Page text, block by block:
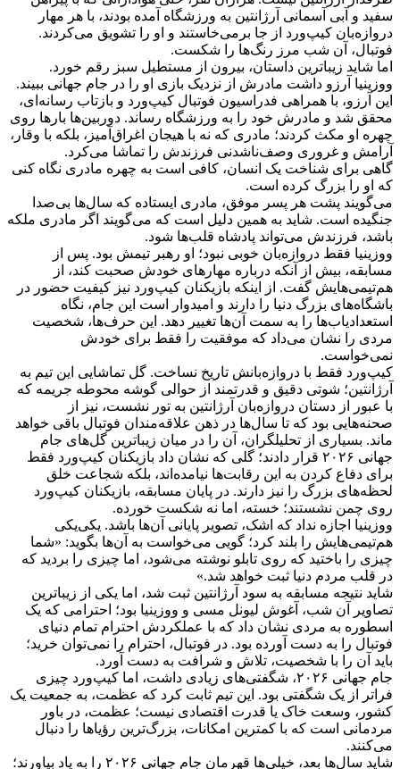
سفید و آبی آسمانی آرژانتین به ورزشگاه آمده بودند، با هر مهار
دروازه‌بان کیپ‌ورد از جا برمی‌خاستند و او را تشویق می‌کردند.
فوتبال، آن شب مرز رنگ‌ها را شکست.
اما شاید زیباترین داستان، بیرون از مستطیل سبز رقم خورد.
ووزینیا آرزو داشت مادرش از نزدیک بازی او را در جام جهانی ببیند.
این آرزو، با همراهی فدراسیون فوتبال کیپ‌ورد و بازتاب رسانه‌ای،
محقق شد و مادرش خود را به ورزشگاه رساند. دوربین‌ها بارها روی
چهره او مکث کردند؛ مادری که نه با هیجان اغراق‌آمیز، بلکه با وقار،
آرامش و غروری وصف‌ناشدنی فرزندش را تماشا می‌کرد.
گاهی برای شناخت یک انسان، کافی است به چهره مادری نگاه کنی
که او را بزرگ کرده است.
می‌گویند پشت هر پسر موفق، مادری ایستاده که سال‌ها بی‌صدا
جنگیده است. شاید به همین دلیل است که می‌گویند اگر مادری ملکه
باشد، فرزندش می‌تواند پادشاه قلب‌ها شود.
ووزینیا فقط دروازه‌بان خوبی نبود؛ او رهبر تیمش بود. پس از
مسابقه، بیش از آنکه درباره مهارهای خودش صحبت کند، از
هم‌تیمی‌هایش گفت. از اینکه بازیکنان کیپ‌ورد نیز کیفیت حضور در
باشگاه‌های بزرگ دنیا را دارند و امیدوار است این جام، نگاه
استعدادیاب‌ها را به سمت آن‌ها تغییر دهد. این حرف‌ها، شخصیت
مردی را نشان می‌داد که موفقیت را فقط برای خودش
نمی‌خواست.
کیپ‌ورد فقط با دروازه‌بانش تاریخ نساخت. گل تماشایی این تیم به
آرژانتین؛ شوتی دقیق و قدرتمند از حوالی گوشه محوطه جریمه که
با عبور از دستان دروازه‌بان آرژانتین به تور نشست، نیز از
صحنه‌هایی بود که تا سال‌ها در ذهن علاقه‌مندان فوتبال باقی خواهد
ماند. بسیاری از تحلیلگران، آن را در میان زیباترین گل‌های جام
جهانی ۲۰۲۶ قرار دادند؛ گلی که نشان داد بازیکنان کیپ‌ورد فقط
برای دفاع کردن به این رقابت‌ها نیامده‌اند، بلکه شجاعت خلق
لحظه‌های بزرگ را نیز دارند. در پایان مسابقه، بازیکنان کیپ‌ورد
روی چمن نشستند؛ خسته، اما نه شکست‌ خورده.
ووزینیا اجازه نداد که اشک، تصویر پایانی آن‌ها باشد. یکی‌یکی
هم‌تیمی‌هایش را بلند کرد؛ گویی می‌خواست به آن‌ها بگوید: «شما
چیزی را باختید که روی تابلو نوشته می‌شود، اما چیزی را بردید که
در قلب مردم دنیا ثبت خواهد شد.»
شاید نتیجه مسابقه به سود آرژانتین ثبت شد، اما یکی از زیباترین
تصاویر آن شب، آغوش لیونل مسی و ووزینیا بود؛ احترامی که یک
اسطوره به مردی نشان داد که با عملکردش احترام تمام دنیای
فوتبال را به دست آورده بود. در فوتبال، احترام را نمی‌توان خرید؛
باید آن را با شخصیت، تلاش و شرافت به دست آورد.
جام جهانی ۲۰۲۶، شگفتی‌های زیادی داشت، اما کیپ‌ورد چیزی
فراتر از یک شگفتی بود. این تیم ثابت کرد که عظمت، به جمعیت یک
کشور، وسعت خاک یا قدرت اقتصادی نیست؛ عظمت، در باور
مردمانی است که با کمترین امکانات، بزرگ‌ترین رؤیاها را دنبال
می‌کنند.
شاید سال‌ها بعد، خیلی‌ها قهرمان جام جهانی ۲۰۲۶ را به یاد بیاورند؛